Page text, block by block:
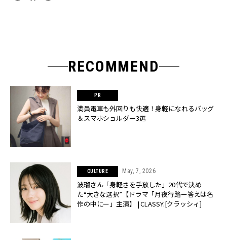
RECOMMEND
満員電車も外回りも快適！身軽になれるバッグ
＆スマホショルダー3選
CULTURE May, 7, 2026
波瑠さん「身軽さを手放した」20代で決め
た“大きな選択”【ドラマ「月夜行路ー答えは名
作の中にー」主演】 | CLASSY.[クラッシィ]